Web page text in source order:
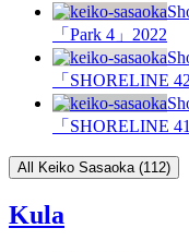
「Park 4」 2022
「SHORELINE
「SHORELINE
All Keiko Sasaoka (112)
Kula